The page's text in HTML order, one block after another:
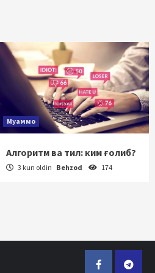
Муаммо
Алгоритм ва тил: ким ғолиб?
3 kun oldin Behzod 174
Facebook